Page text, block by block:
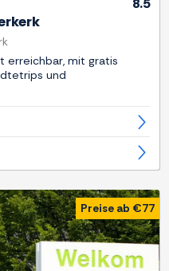
8.5
erreichbar, mit gratis
und
Preise ab €77